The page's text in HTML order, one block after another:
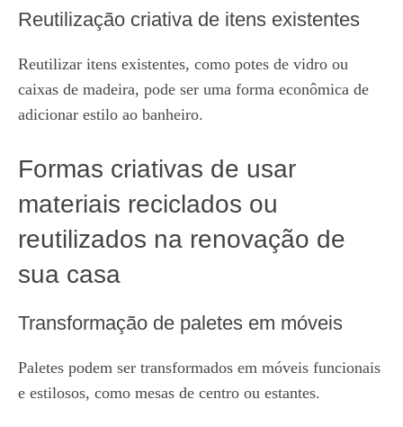
Reutilização criativa de itens existentes
Reutilizar itens existentes, como potes de vidro ou
caixas de madeira, pode ser uma forma econômica de
adicionar estilo ao banheiro.
Formas criativas de usar
materiais reciclados ou
reutilizados na renovação de
sua casa
Transformação de paletes em móveis
Paletes podem ser transformados em móveis funcionais
e estilosos, como mesas de centro ou estantes.